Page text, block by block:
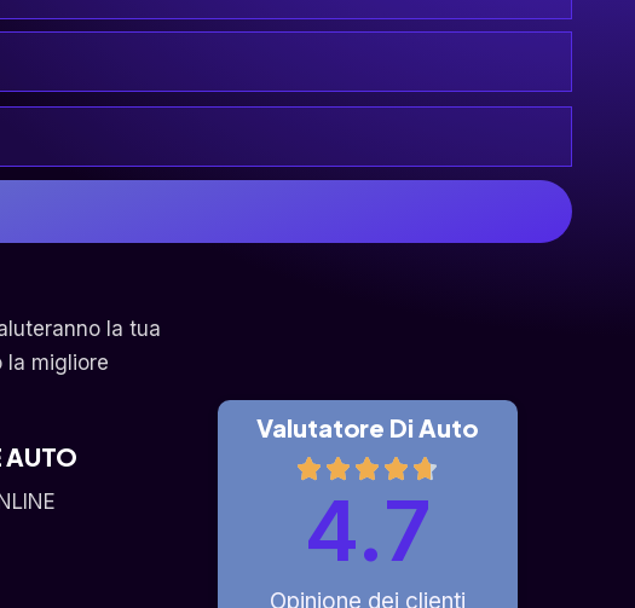
la tua
la migliore
AUTO
Valutatore Di Auto
Opinione dei clienti
4.7